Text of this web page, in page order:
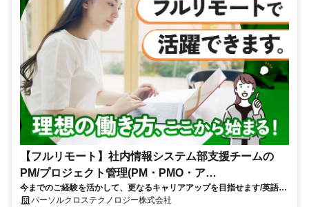
【フルリモート】社内情報システム部支援チームの
PM/プロジェクト管理(PM・PMO・ア
シ)_N260774362
今までのご経験を活かして、更なるキャリアアップを目指せます/英語活
かせる/大手通信会社勤務/フルリモートワーク/10月スタート
パーソルクロステクノロジー株式会社